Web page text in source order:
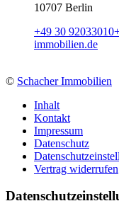
10707 Berlin
+49 30 92033010
immobilien.de
© Schacher Immobilien
Inhalt
Kontakt
Impressum
Datenschutz
Vertrag widerrufen